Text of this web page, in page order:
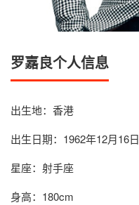
罗嘉良个人信息
出生地：香港
出生日期：1962年12月16日
星座：射手座
身高：180cm